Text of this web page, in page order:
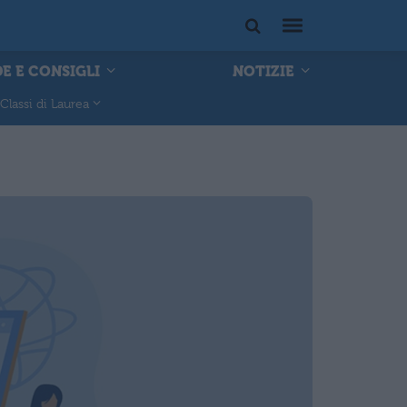
E CONSIGLI NOTIZIE
Classi di Laurea